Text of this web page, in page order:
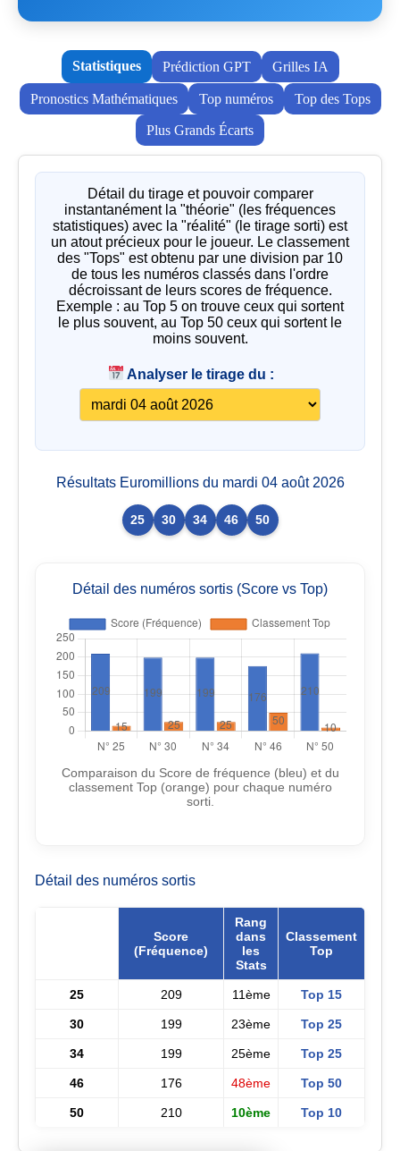
Statistiques Prédiction GPT Grilles IA
Pronostics Mathématiques Top numéros Top des Tops
Plus Grands Écarts
Détail du tirage et pouvoir comparer
instantanément la "théorie" (les fréquences
statistiques) avec la "réalité" (le tirage sorti) est
un atout précieux pour le joueur. Le classement
des "Tops" est obtenu par une division par 10
de tous les numéros classés dans l'ordre
décroissant de leurs scores de fréquence.
Exemple : au Top 5 on trouve ceux qui sortent
le plus souvent, au Top 50 ceux qui sortent le
moins souvent.
Analyser le tirage du :
Résultats Euromillions du mardi 04 août 2026
25 30 34 46 50
Détail des numéros sortis (Score vs Top)
Comparaison du Score de fréquence (bleu) et du
classement Top (orange) pour chaque numéro
sorti.
Détail des numéros sortis
Score
(Fréquence)
Rang
dans
les
Stats
Classement
Top
25 209 11ème Top 15
30 199 23ème Top 25
34 199 25ème Top 25
46 176 48ème Top 50
50 210 10ème Top 10